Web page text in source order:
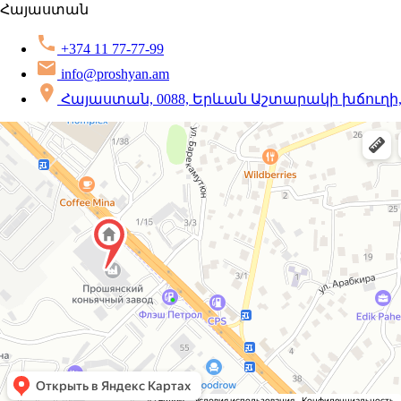
Հայաստան
+374 11 77-77-99
info@proshyan.am
Հայաստան, 0088, Երևան Աշտարակի